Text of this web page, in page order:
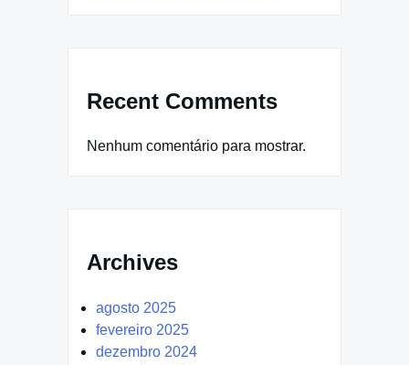
Recent Comments
Nenhum comentário para mostrar.
Archives
agosto 2025
fevereiro 2025
dezembro 2024